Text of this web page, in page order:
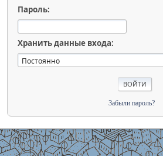
Пароль:
Хранить данные входа:
Забыли пароль?